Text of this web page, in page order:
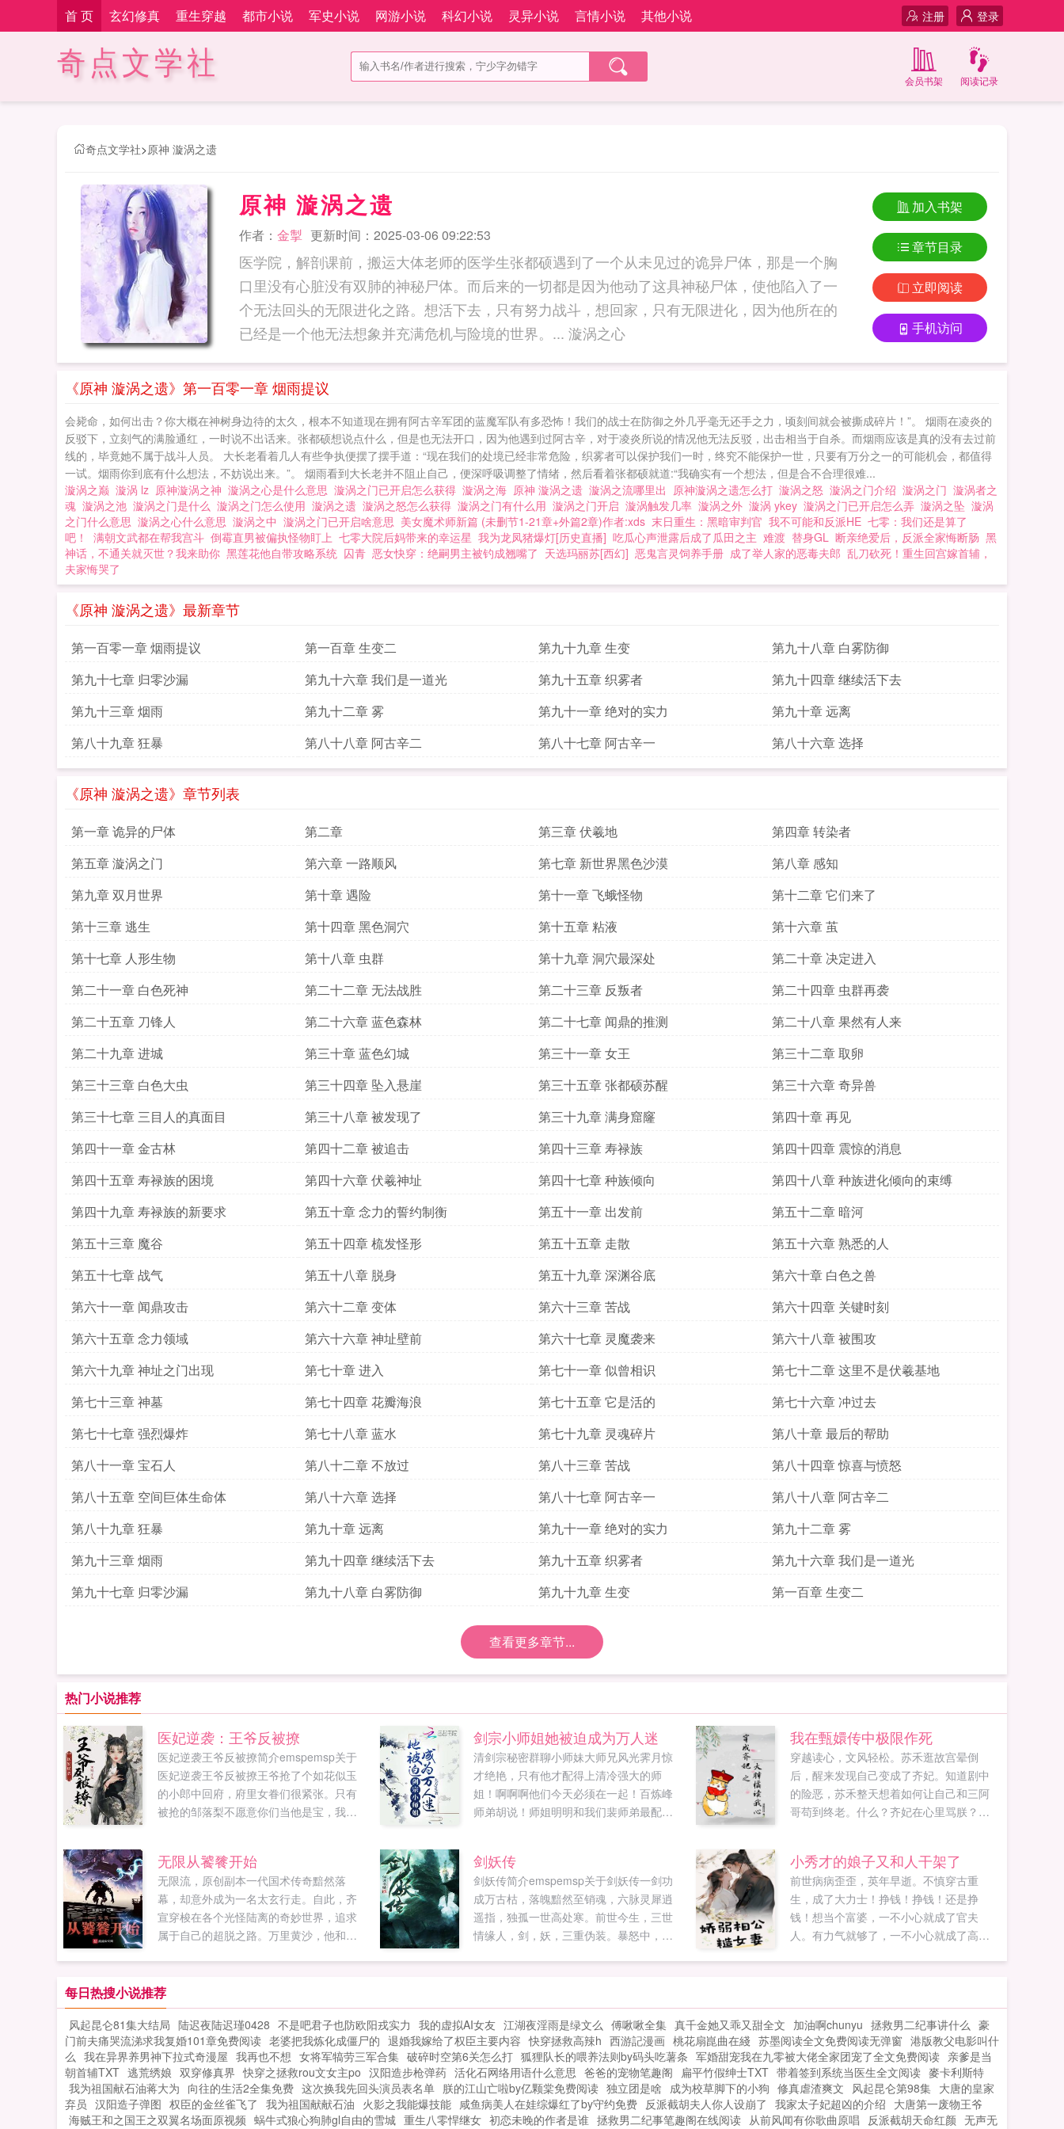
首 页 玄幻修真 重生穿越 都市小说 军史小说 网游小说 科幻小说 灵异小说 言情小说 其他小说 登录
注册
奇点文学社 阅读记录
会员书架
奇点文学社>原神 漩涡之遗
原神 漩涡之遗
作者： 金掣 更新时间：2025-03-06 09:22:53
医学院，解剖课前，搬运大体老师的医学生张都硕遇到了一个从未见过的诡异尸体，那是一个胸
口里没有心脏没有双肺的神秘尸体。而后来的一切都是因为他动了这具神秘尸体，使他陷入了一
个无法回头的无限进化之路。想活下去，只有努力战斗，想回家，只有无限进化，因为他所在的
已经是一个他无法想象并充满危机与险境的世界。... 漩涡之心
加入书架
章节目录
立即阅读
手机访问
《原神 漩涡之遗》第一百零一章 烟雨提议
会毙命，如何出击？你大概在神树身边待的太久，根本不知道现在拥有阿古辛军团的蓝魔军队有多恐怖！我们的战士在防御之外几乎毫无还手之力，顷刻间就会被撕成碎片！”。 烟雨在凌炎的
反驳下，立刻气的满脸通红，一时说不出话来。张都硕想说点什么，但是也无法开口，因为他遇到过阿古辛，对于凌炎所说的情况他无法反驳，出击相当于自杀。而烟雨应该是真的没有去过前
线的，毕竟她不属于战斗人员。 大长老看着几人有些争执便摆了摆手道：“现在我们的处境已经非常危险，织雾者可以保护我们一时，终究不能保护一世，只要有万分之一的可能机会，都值得
一试。烟雨你到底有什么想法，不妨说出来。”。 烟雨看到大长老并不阻止自己，便深呼吸调整了情绪，然后看着张都硕就道:“我确实有一个想法，但是合不合理很难...
漩涡之巅 漩涡 lz 原神漩涡之神 漩涡之心是什么意思 漩涡之门已开启怎么获得 漩涡之海 原神 漩涡之遗 漩涡之流哪里出 原神漩涡之遗怎么打 漩涡之怒 漩涡之门介绍 漩涡之门 漩涡者之
魂 漩涡之池 漩涡之门是什么 漩涡之门怎么使用 漩涡之遗 漩涡之怒怎么获得 漩涡之门有什么用 漩涡之门开启 漩涡触发几率 漩涡之外 漩涡 ykey 漩涡之门已开启怎么弄 漩涡之坠 漩涡
之门什么意思 漩涡之心什么意思 漩涡之中 漩涡之门已开启啥意思 美女魔术师新篇 (未删节1-21章+外篇2章)作者:xds 末日重生：黑暗审判官 我不可能和反派HE 七零：我们还是算了
吧！
满朝文武都在帮我宫斗 倒霉直男被偏执怪物盯上 七零大院后妈带来的幸运星 我为龙凤猪爆灯[历史直播] 吃瓜心声泄露后成了瓜田之主 难渡 替身GL 断亲绝爱后，反派全家悔断肠 黑
神话，不通关就灭世？我来助你 黑莲花他自带攻略系统 囚青 恶女快穿：绝嗣男主被钓成翘嘴了 天选玛丽苏[西幻] 恶鬼言灵饲养手册 成了举人家的恶毒夫郎 乱刀砍死！重生回宫嫁首辅，
夫家悔哭了
《原神 漩涡之遗》最新章节
第一百零一章 烟雨提议 第一百章 生变二 第九十九章 生变
第九十八章 白雾防御
第九十七章 归零沙漏
第九十六章 我们是一道光 第九十五章 织雾者
第九十四章 继续活下去
第九十三章 烟雨
第九十二章 雾 第九十一章 绝对的实力
第九十章 远离
第八十九章 狂暴
第八十八章 阿古辛二 第八十七章 阿古辛一 第八十六章 选择
《原神 漩涡之遗》章节列表
第一章 诡异的尸体 第二章 第三章 伏羲地
第四章 转染者
第五章 漩涡之门
第六章 一路顺风 第七章 新世界黑色沙漠
第八章 感知
第九章 双月世界
第十章 遇险 第十一章 飞蛾怪物
第十二章 它们来了
第十三章 逃生
第十四章 黑色洞穴 第十五章 粘液
第十六章 茧
第十七章 人形生物
第十八章 虫群 第十九章 洞穴最深处
第二十章 决定进入
第二十一章 白色死神
第二十二章 无法战胜 第二十三章 反叛者
第二十四章 虫群再袭
第二十五章 刀锋人
第二十六章 蓝色森林 第二十七章 闻鼎的推测
第二十八章 果然有人来
第二十九章 进城
第三十章 蓝色幻城 第三十一章 女王
第三十二章 取卵
第三十三章 白色大虫
第三十四章 坠入悬崖 第三十五章 张都硕苏醒
第三十六章 奇异兽
第三十七章 三目人的真面目
第三十八章 被发现了 第三十九章 满身窟窿
第四十章 再见
第四十一章 金古林
第四十二章 被追击 第四十三章 寿禄族
第四十四章 震惊的消息
第四十五章 寿禄族的困境
第四十六章 伏羲神址 第四十七章 种族倾向
第四十八章 种族进化倾向的束缚
第四十九章 寿禄族的新要求
第五十章 念力的誓约制衡 第五十一章 出发前
第五十二章 暗河
第五十三章 魔谷
第五十四章 梳发怪形 第五十五章 走散
第五十六章 熟悉的人
第五十七章 战气
第五十八章 脱身 第五十九章 深渊谷底
第六十章 白色之兽
第六十一章 闻鼎攻击
第六十二章 变体 第六十三章 苦战
第六十四章 关键时刻
第六十五章 念力领域
第六十六章 神址壁前 第六十七章 灵魔袭来
第六十八章 被围攻
第六十九章 神址之门出现
第七十章 进入 第七十一章 似曾相识
第七十二章 这里不是伏羲基地
第七十三章 神墓
第七十四章 花瓣海浪 第七十五章 它是活的
第七十六章 冲过去
第七十七章 强烈爆炸
第七十八章 蓝水 第七十九章 灵魂碎片
第八十章 最后的帮助
第八十一章 宝石人
第八十二章 不放过 第八十三章 苦战
第八十四章 惊喜与愤怒
第八十五章 空间巨体生命体
第八十六章 选择 第八十七章 阿古辛一
第八十八章 阿古辛二
第八十九章 狂暴
第九十章 远离 第九十一章 绝对的实力
第九十二章 雾
第九十三章 烟雨
第九十四章 继续活下去 第九十五章 织雾者
第九十六章 我们是一道光
第九十七章 归零沙漏
第九十八章 白雾防御 第九十九章 生变 第一百章 生变二
查看更多章节...
热门小说推荐
医妃逆袭：王爷反被撩
医妃逆袭王爷反被撩简介emspemsp关于
医妃逆袭王爷反被撩王爷抢了个如花似玉
的小郎中回府，府里女眷们很紧张。只有
被抢的邹落梨不愿意你们当他是宝，我当
不愿...
剑宗小师姐她被迫成为万人迷
清剑宗秘密群聊小师妹大师兄风光霁月惊
才绝艳，只有他才配得上清冷强大的师
姐！啊啊啊他们今天必须在一起！百炼峰
师弟胡说！师姐明明和我们裴师弟最配！
得简直天衣无缝！落云宗小霸王瞎说什么
呢？！卿师姐是我们祝余师兄的道侣！他
可是天生剑体，他们生来就最配，你们死
了这条心吧！小师妹（拍桌而起）谁把其
他宗门的人拉进群的？！我要踢人了嗷！
神机门代言人我派炼器天才商师弟有话
们师姐是不会外嫁便宜你们的！呜呜呜呜
师姐你最爱的到底是谁！？你说！卿云我
的剑。可是你有好多剑！大部分还是别人
的剑！！！结局1v1如果您喜欢剑宗小师姐
她被迫成为万人迷，别忘记分享给朋友...
我在甄嬛传中极限作死
穿越读心，文风轻松。苏禾逛故宫晕倒
后，醒来发现自己变成了齐妃。知道剧中
的险恶，苏禾整天想着如何让自己和三阿
哥苟到终老。什么？齐妃在心里骂朕？骂
妃说什么？都听齐妃的！对于这种犯贱的
行为，大胖橘也摊开爪爪，表示无可奈
何。在跌跌撞撞的后宫生活中...
无限从饕餮开始
无限流，原创副本一代国术传奇黯然落
幕，却意外成为一名太玄行走。自此，齐
宣穿梭在各个光怪陆离的奇妙世界，追求
属于自己的超脱之路。万里黄沙，他和大
他推开棺木，与从中苏醒的那位绝美血族
女子，演绎跨越种族的倾世爱恋。群山之
巅，他凭一己之力独战众仙，手握日月摘
星辰！宇宙深处，他和化外天魔展开惊天
一战，世人皆言，大道尽头他为峰！以饕
餮之力，吞噬天地万物，踏上万界之巅！
第三章开始穿越。第一个世界携手霍去
病，共灭匈奴！如果您喜欢无限从饕餮开
剑妖传
剑妖传简介emspemsp关于剑妖传一剑功
成万古枯，落魄黯然至销魂，六脉灵犀逍
遥指，独孤一世高处寒。前世今生，三世
情缘人，剑，妖，三重伪装。暴怒中，仗
小秀才的娘子又和人干架了
前世病病歪歪，英年早逝。不慎穿古重
生，成了大力士！挣钱！挣钱！还是挣
钱！想当个富婆，一不小心就成了官夫
人。有力气就够了，一不小心就成了高
每日热搜小说推荐
风起昆仑81集大结局 陆迟夜陆迟瑾0428 不是吧君子也防欧阳戎实力 我的虚拟AI女友 江湖夜淫雨是绿文么 傅啾啾全集 真千金她又乖又甜全文 加油啊chunyu 拯救男二纪事讲什么 豪
门前夫痛哭流涕求我复婚101章免费阅读 老婆把我炼化成僵尸的 退婚我嫁给了权臣主要内容 快穿拯救高辣h 西游記漫画 桃花扇崑曲在綫 苏墨阅读全文免费阅读无弹窗 港版教父电影叫什
么 我在异界养男神下拉式奇漫屋 我再也不想 女将军犒劳三军合集 破碎时空第6关怎么打 狐狸队长的喂养法则by码头吃薯条 军婚甜宠我在九零被大佬全家团宠了全文免费阅读 亲爹是当
朝首辅TXT 逃荒绣娘 双穿修真界 快穿之拯救rou文女主po 汉阳造步枪弹药 活化石网络用语什么意思 爸爸的宠物笔趣阁 扁平竹假绅士TXT 带着签到系统当医生全文阅读 麥卡利斯特
我为祖国献石油蒋大为 向往的生活2全集免费 这次换我先回头演员表名单 朕的江山亡啦by亿颗棠免费阅读 独立团是啥 成为校草脚下的小狗 修真虐渣爽文 风起昆仑第98集 大唐的皇家
弃员 汉阳造子弹图 权臣的金丝雀飞了 我为祖国献献石油 火影之我能爆技能 咸鱼病美人在娃综爆红了by守约免费 反派截胡夫人你人设崩了 我家太子妃超凶的介绍 大唐第一废物王爷
海贼王和之国王之双翼名场面原视频 蜗牛式狼心狗肺gl自由的雪城 重生八零悍继女 初恋未晚的作者是谁 拯救男二纪事笔趣阁在线阅读 从前风闻有你歌曲原唱 反派截胡天命红颜 无声无